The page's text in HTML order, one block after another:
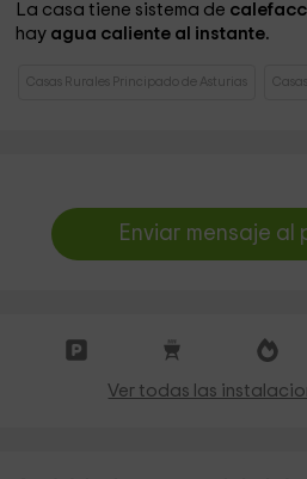
La casa tiene sistema de
hay agua caliente al instante.
Casas Rurales Principado de Asturias
Enviar mensaje
Ver todas las